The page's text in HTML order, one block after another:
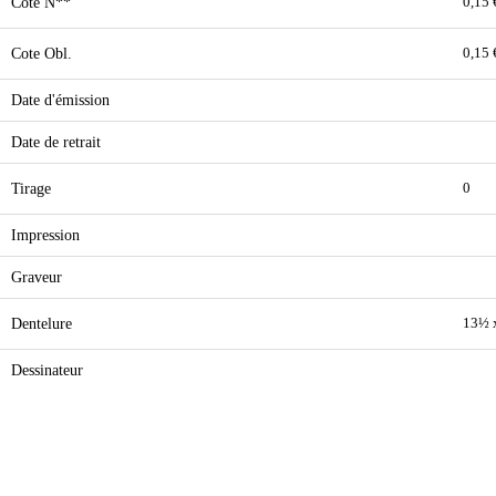
Cote Obl. 0,15
Date d'émission
Date de retrait
Tirage 0
Impression
Graveur
Dentelure 13½
Dessinateur